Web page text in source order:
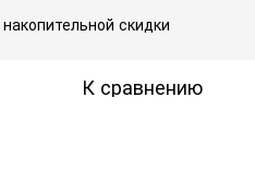
скидки
К сравнению